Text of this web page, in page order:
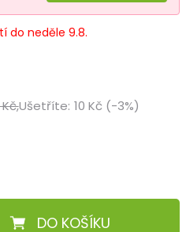
do neděle 9.8.
Ušetříte: 10 Kč (-3%)
DO KOŠÍKU